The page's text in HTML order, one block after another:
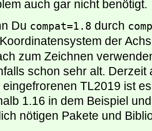
auch gar nicht benötigt.
Du compat=1.8 durch
der
zum Zeichnen
schon sehr alt.
eingefrorenen TL2019 ist
1.16 in dem Beispiel
nötigen Pakete und